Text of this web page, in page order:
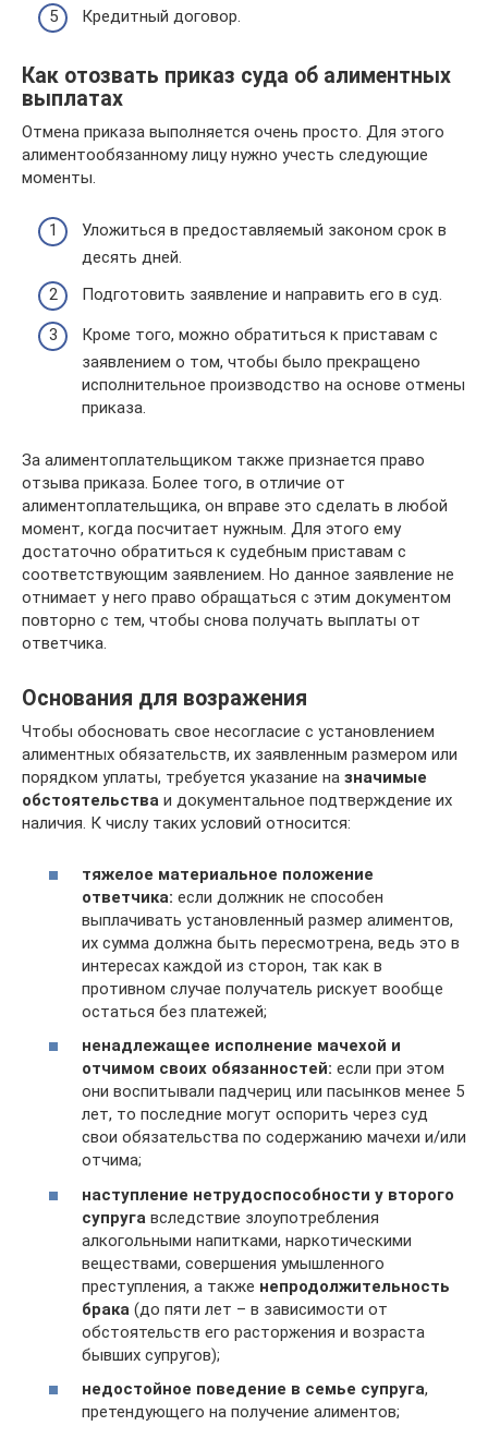
Кредитный договор.
Как отозвать приказ суда об алиментных
выплатах
Отмена приказа выполняется очень просто. Для этого
алиментообязанному лицу нужно учесть следующие
моменты.
Уложиться в предоставляемый законом срок в
десять дней.
Подготовить заявление и направить его в суд.
Кроме того, можно обратиться к приставам с
заявлением о том, чтобы было прекращено
исполнительное производство на основе отмены
приказа.
За алиментоплательщиком также признается право
отзыва приказа. Более того, в отличие от
алиментоплательщика, он вправе это сделать в любой
момент, когда посчитает нужным. Для этого ему
достаточно обратиться к судебным приставам с
соответствующим заявлением. Но данное заявление не
отнимает у него право обращаться с этим документом
повторно с тем, чтобы снова получать выплаты от
ответчика.
Основания для возражения
Чтобы обосновать свое несогласие с установлением
алиментных обязательств, их заявленным размером или
порядком уплаты, требуется указание на значимые
обстоятельства и документальное подтверждение их
наличия. К числу таких условий относится:
тяжелое материальное положение
ответчика: если должник не способен
выплачивать установленный размер алиментов,
их сумма должна быть пересмотрена, ведь это в
интересах каждой из сторон, так как в
противном случае получатель рискует вообще
остаться без платежей;
ненадлежащее исполнение мачехой и
отчимом своих обязанностей: если при этом
они воспитывали падчериц или пасынков менее 5
лет, то последние могут оспорить через суд
свои обязательства по содержанию мачехи и/или
отчима;
наступление нетрудоспособности у второго
супруга вследствие злоупотребления
алкогольными напитками, наркотическими
веществами, совершения умышленного
преступления, а также непродолжительность
брака (до пяти лет – в зависимости от
обстоятельств его расторжения и возраста
бывших супругов);
недостойное поведение в семье супруга,
претендующего на получение алиментов;